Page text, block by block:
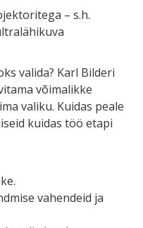
– s.h.
valida? Karl Bilderi
võimalikke
valiku. Kuidas peale
kuidas töö etapi
vahendeid ja